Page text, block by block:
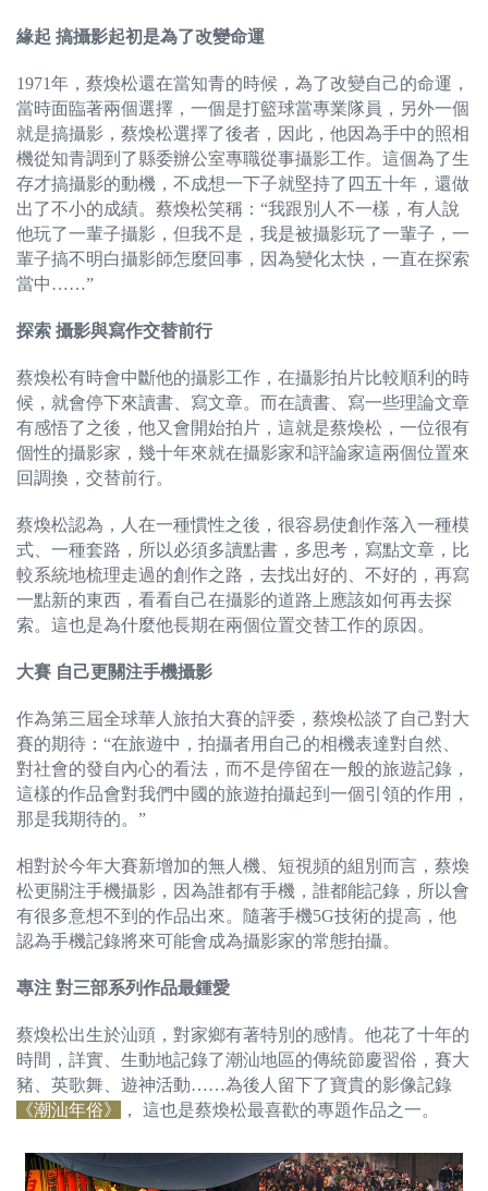
緣起 搞攝影起初是為了改變命運
1971年，蔡煥松還在當知青的時候，為了改變自己的命運，
當時面臨著兩個選擇，一個是打籃球當專業隊員，另外一個
就是搞攝影，蔡煥松選擇了後者，因此，他因為手中的照相
機從知青調到了縣委辦公室專職從事攝影工作。這個為了生
存才搞攝影的動機，不成想一下子就堅持了四五十年，還做
出了不小的成績。蔡煥松笑稱：“我跟別人不一樣，有人說
他玩了一輩子攝影，但我不是，我是被攝影玩了一輩子，一
輩子搞不明白攝影師怎麼回事，因為變化太快，一直在探索
當中……”
探索 攝影與寫作交替前行
蔡煥松有時會中斷他的攝影工作，在攝影拍片比較順利的時
候，就會停下來讀書、寫文章。而在讀書、寫一些理論文章
有感悟了之後，他又會開始拍片，這就是蔡煥松，一位很有
個性的攝影家，幾十年來就在攝影家和評論家這兩個位置來
回調換，交替前行。
蔡煥松認為，人在一種慣性之後，很容易使創作落入一種模
式、一種套路，所以必須多讀點書，多思考，寫點文章，比
較系統地梳理走過的創作之路，去找出好的、不好的，再寫
一點新的東西，看看自己在攝影的道路上應該如何再去探
索。這也是為什麼他長期在兩個位置交替工作的原因。
大賽 自己更關注手機攝影
作為第三屆全球華人旅拍大賽的評委，蔡煥松談了自己對大
賽的期待：“在旅遊中，拍攝者用自己的相機表達對自然、
對社會的發自內心的看法，而不是停留在一般的旅遊記錄，
這樣的作品會對我們中國的旅遊拍攝起到一個引領的作用，
那是我期待的。”
相對於今年大賽新增加的無人機、短視頻的組別而言，蔡煥
松更關注手機攝影，因為誰都有手機，誰都能記錄，所以會
有很多意想不到的作品出來。隨著手機5G技術的提高，他
認為手機記錄將來可能會成為攝影家的常態拍攝。
專注 對三部系列作品最鍾愛
蔡煥松出生於汕頭，對家鄉有著特別的感情。他花了十年的
時間，詳實、生動地記錄了潮汕地區的傳統節慶習俗，賽大
豬、英歌舞、遊神活動……為後人留下了寶貴的影像記錄
《潮汕年俗》
， 這也是蔡煥松最喜歡的專題作品之一。